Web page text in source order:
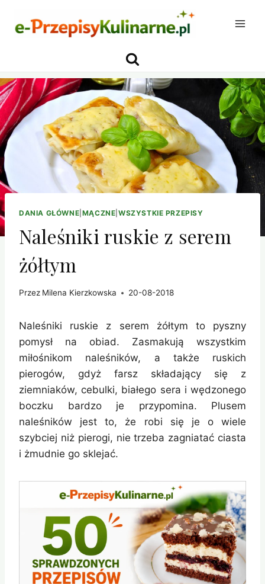
DANIA GŁÓWNE MĄCZNE WSZYSTKIE PRZEPISY
Naleśniki ruskie z serem
żółtym
Przez Milena Kierzkowska 20-08-2018
Naleśniki ruskie z serem żółtym to pyszny
pomysł na obiad. Zasmakują wszystkim
miłośnikom naleśników, a także ruskich
pierogów, gdyż farsz składający się z
ziemniaków, cebulki, białego sera i wędzonego
boczku bardzo je przypomina. Plusem
naleśników jest to, że robi się je o wiele
szybciej niż pierogi, nie trzeba zagniatać ciasta
i żmudnie go sklejać.